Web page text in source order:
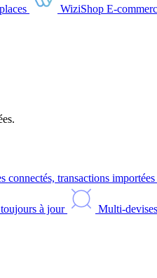
WiziShop E-
connectés, transactions
à jour Multi-devises